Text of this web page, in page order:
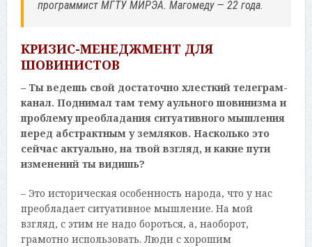
программист МГТУ МИРЭА. Магомеду — 22 года.
КРИЗИС-МЕНЕДЖМЕНТ ДЛЯ
ШОВИНИСТОВ
– Ты ведешь свой достаточно хлесткий телеграм-
канал. Поднимал там тему аульного шовинизма и
проблему преобладания ситуативного мышления
перед абстрактным у земляков. Насколько это
сейчас актуально, на твой взгляд, и какие пути
изменений ты видишь?
– Это историческая особенность народа, что у нас
преобладает ситуативное мышление. На мой
взгляд, с этим не надо бороться, а, наоборот,
грамотно использовать. Люди с хорошим